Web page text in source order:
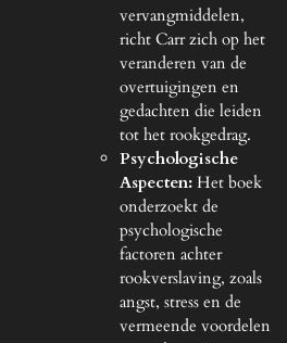
vervangmiddelen,
richt Carr zich op het
veranderen van de
overtuigingen en
gedachten die leiden
tot het rookgedrag.
Psychologische
Aspecten: Het boek
onderzoekt de
psychologische
factoren achter
rookverslaving, zoals
angst, stress en de
vermeende voordelen